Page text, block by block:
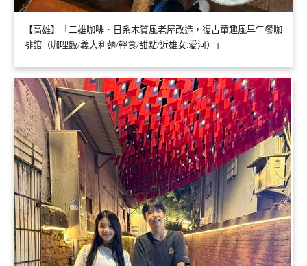
【高雄】「二雄咖啡．日系木質風老屋改造，復古童趣風早午餐咖
啡館（咖哩飯/義大利麵/輕食/甜點/近雄女.愛河）」